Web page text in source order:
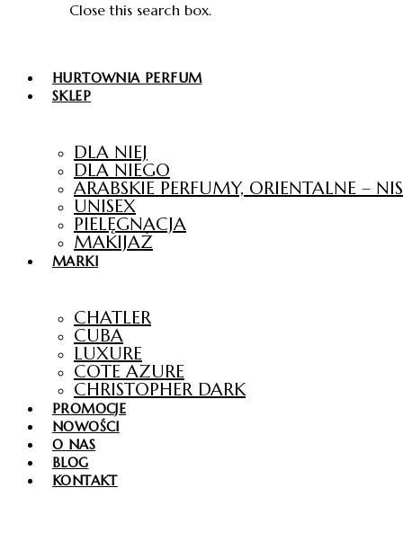
HURTOWNIA PERFUM
SKLEP
DLA NIEJ
DLA NIEGO
ARABSKIE PERFUMY, ORIENTALNE –
UNISEX
PIELĘGNACJA
MAKIJAŻ
MARKI
CHATLER
CUBA
LUXURE
COTE AZURE
CHRISTOPHER DARK
PROMOCJE
NOWOŚCI
O NAS
BLOG
KONTAKT
Close this search box.